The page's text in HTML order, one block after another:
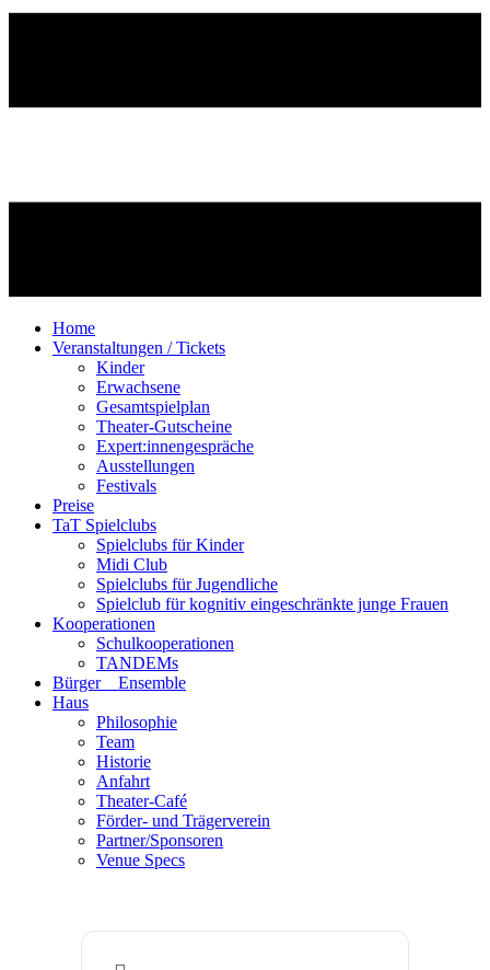
Home
Veranstaltungen / Tickets
Kinder
Erwachsene
Gesamtspielplan
Theater-Gutscheine
Expert:innengespräche
Ausstellungen
Festivals
Preise
TaT Spielclubs
Spielclubs für Kinder
Midi Club
Spielclubs für Jugendliche
Spielclub für kognitiv eingeschränkte junge Frauen
Kooperationen
Schulkooperationen
TANDEMs
Bürger__Ensemble
Haus
Philosophie
Team
Historie
Anfahrt
Theater-Café
Förder- und Trägerverein
Partner/Sponsoren
Venue Specs